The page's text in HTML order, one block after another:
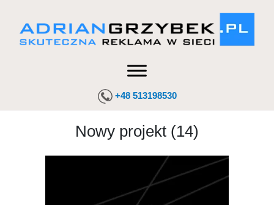
+48 513198530
Nowy projekt (14)